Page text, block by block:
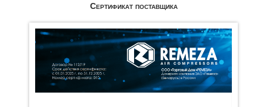
Сертификат поставщика